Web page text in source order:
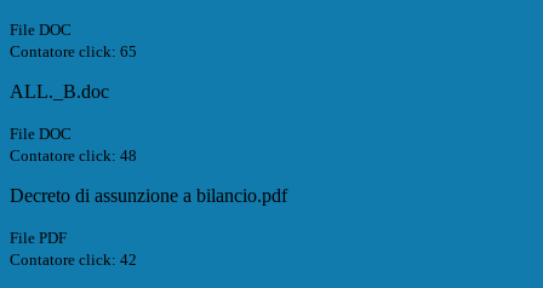
File DOC
Contatore click: 65
ALL._B.doc
File DOC
Contatore click: 48
Decreto di assunzione a bilancio.pdf
File PDF
Contatore click: 42